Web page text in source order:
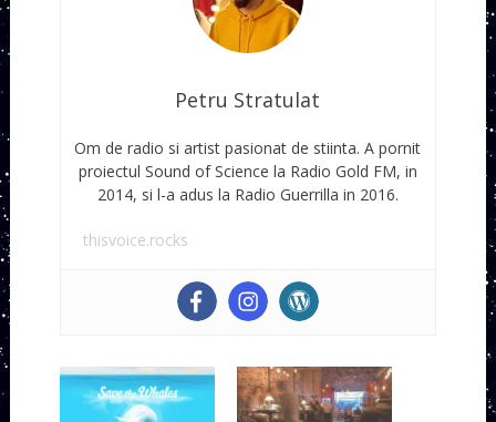
Petru Stratulat
Om de radio si artist pasionat de stiinta. A pornit
proiectul Sound of Science la Radio Gold FM, in
2014, si l-a adus la Radio Guerrilla in 2016.
thisvoice.rocks